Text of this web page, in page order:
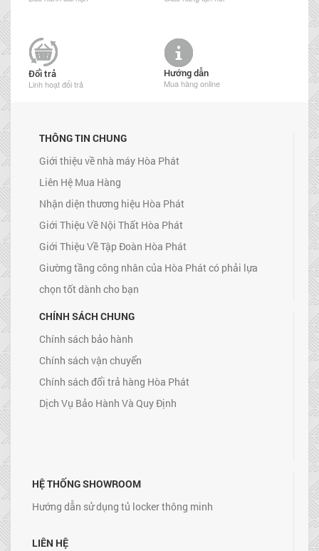
Đổi trả
Linh hoạt đổi trả
Hướng dẫn
Mua hàng online
THÔNG TIN CHUNG
Giới thiệu về nhà máy Hòa Phát
Liên Hệ Mua Hàng
Nhận diện thương hiệu Hòa Phát
Giới Thiệu Về Nội Thất Hòa Phát
Giới Thiệu Về Tập Đoàn Hòa Phát
Giường tầng công nhân của Hòa Phát có phải lựa
chọn tốt dành cho bạn
CHÍNH SÁCH CHUNG
Chính sách bảo hành
Chính sách vận chuyển
Chính sách đổi trả hàng Hòa Phát
Dịch Vụ Bảo Hành Và Quy Định
HỆ THỐNG SHOWROOM
Hướng dẫn sử dụng tủ locker thông minh
LIÊN HỆ